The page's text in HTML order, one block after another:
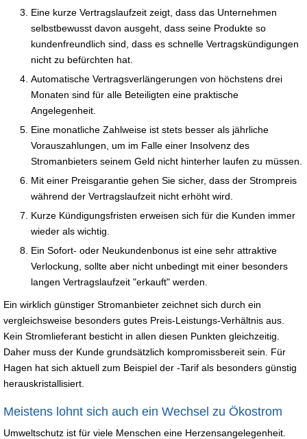
Eine kurze Vertragslaufzeit zeigt, dass das Unternehmen
selbstbewusst davon ausgeht, dass seine Produkte so
kundenfreundlich sind, dass es schnelle Vertragskündigungen
nicht zu befürchten hat.
Automatische Vertragsverlängerungen von höchstens drei
Monaten sind für alle Beteiligten eine praktische
Angelegenheit.
Eine monatliche Zahlweise ist stets besser als jährliche
Vorauszahlungen, um im Falle einer Insolvenz des
Stromanbieters seinem Geld nicht hinterher laufen zu müssen.
Mit einer Preisgarantie gehen Sie sicher, dass der Strompreis
während der Vertragslaufzeit nicht erhöht wird.
Kurze Kündigungsfristen erweisen sich für die Kunden immer
wieder als wichtig.
Ein Sofort- oder Neukundenbonus ist eine sehr attraktive
Verlockung, sollte aber nicht unbedingt mit einer besonders
langen Vertragslaufzeit "erkauft" werden.
Ein wirklich günstiger Stromanbieter zeichnet sich durch ein
vergleichsweise besonders gutes Preis-Leistungs-Verhältnis aus.
Kein Stromlieferant besticht in allen diesen Punkten gleichzeitig.
Daher muss der Kunde grundsätzlich kompromissbereit sein. Für
Hagen hat sich aktuell zum Beispiel der -Tarif als besonders günstig
herauskristallisiert.
Meistens lohnt sich auch ein Wechsel zu Ökostrom
Umweltschutz ist für viele Menschen eine Herzensangelegenheit.